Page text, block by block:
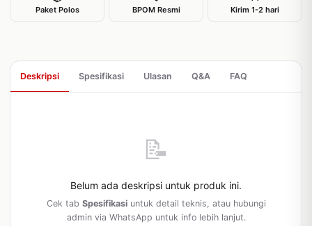
Paket Polos BPOM Resmi Kirim 1-2 hari
Deskripsi Spesifikasi Ulasan Q&A FAQ
📝
Belum ada deskripsi untuk produk ini.
Cek tab Spesifikasiuntuk detail teknis, atau hubungi
admin via WhatsApp untuk info lebih lanjut.